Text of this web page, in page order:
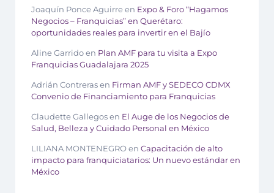
Joaquín Ponce Aguirreen Expo & Foro “Hagamos
Negocios – Franquicias” en Querétaro:
oportunidades reales para invertir en el Bajío
Aline Garridoen Plan AMF para tu visita a Expo
Franquicias Guadalajara 2025
Adrián Contrerasen Firman AMF y SEDECO CDMX
Convenio de Financiamiento para Franquicias
Claudette Gallegosen El Auge de los Negocios de
Salud, Belleza y Cuidado Personal en México
LILIANA MONTENEGROen Capacitación de alto
impacto para franquiciatarios: Un nuevo estándar en
México